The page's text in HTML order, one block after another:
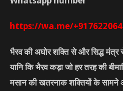
https://wa.me/
भैरव की अघोर शक्ति से और सिद्ध मंत्र
यानि कि भैरव कड़ा जो हर तरह की
मसान की खतरनाक शक्तियों के सामने